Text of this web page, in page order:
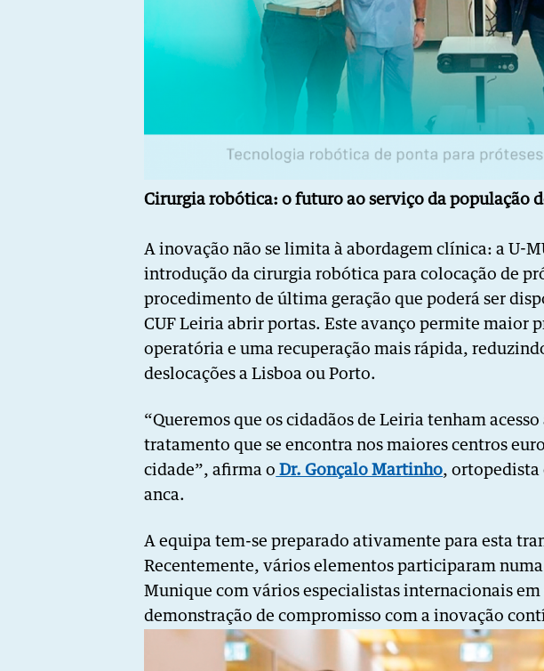
Cirurgia robótica: o futuro ao serviço da população
A inovação não se limita à abordagem clínica: a U-
introdução da cirurgia robótica para colocação de
procedimento de última geração que poderá ser
CUF Leiria abrir portas. Este avanço permite maior
operatória e uma recuperação mais rápida,
deslocações a Lisboa ou Porto.
“Queremos que os cidadãos de Leiria tenham
tratamento que se encontra nos maiores centros
cidade”, afirma o Dr. Gonçalo Martinho, ortopedista
anca.
A equipa tem-se preparado ativamente para esta
Recentemente, vários elementos participaram
Munique com vários especialistas internacionais
demonstração de compromisso com a inovação